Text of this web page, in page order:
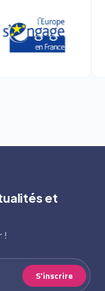
et
!
S'inscrire